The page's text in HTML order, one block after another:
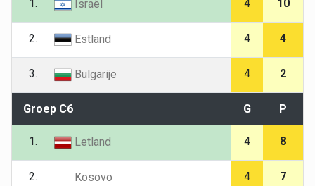
1. Israël 4 10
2. Estland 4 4
3. Bulgarije 4 2
Groep C6 G P
1. Letland 4 8
2. Kosovo 4 7